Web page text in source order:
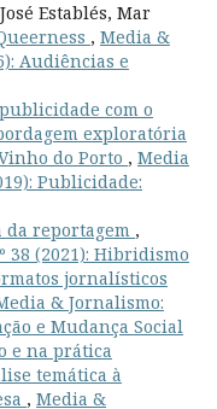
Establés, Mar
, Media &
Audiências e
com o
exploratória
do Porto , Media
Publicidade:
da reportagem ,
38 (2021): Hibridismo
jornalísticos
& Jornalismo:
e Mudança Social
e na prática
temática à
, Media &